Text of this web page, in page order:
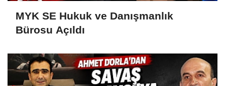
MYK SE Hukuk ve Danışmanlık
Bürosu Açıldı